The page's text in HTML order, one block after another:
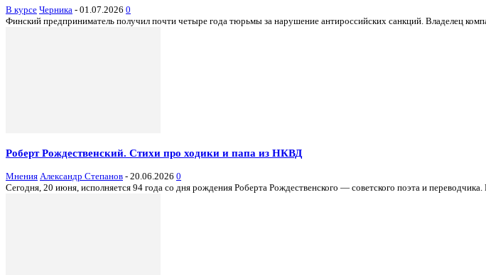
В курсе Черника - 01.07.2026 0
Финский предприниматель получил почти четыре года тюрьмы за нарушение антироссийских санкций. Владелец
Роберт Рождественский. Стихи про ходики и папа из НКВД
Мнения Александр Степанов - 20.06.2026 0
Сегодня, 20 июня, исполняется 94 года со дня рождения Роберта Рождественского — советского поэта и переводчика.